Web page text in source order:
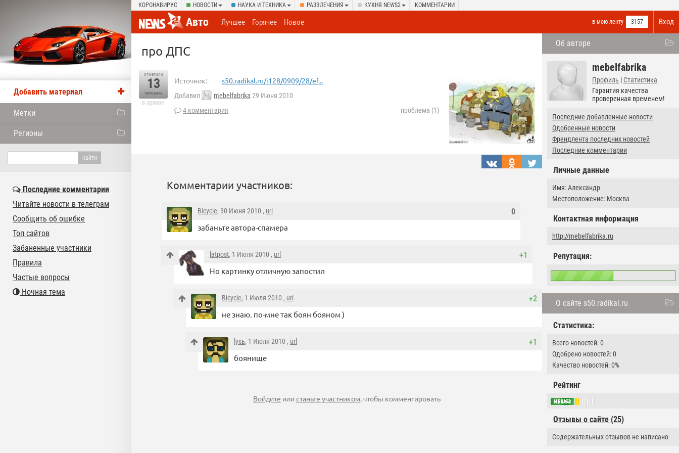
КОРОНАВИРУС НОВОСТИ НАУКА И ТЕХНИКА РАЗВЛЕЧЕНИЯ КУХНЯ NEWS2 КОММЕНТАРИИ
Вход
Авто в мою ленту 3157
Лучшее Горячее Новое
Об авторе
mebelfabrika
Профиль | Статистика
Гарантия качества
проверенная временем!
Последние добавленные новости
Одобренные новости
Френдлента последних новостей
Последние комментарии
Личные данные
Имя: Александр
Местоположение: Москва
Контактная информация
http://mebelfabrika.ru
Репутация:
О сайте s50.radikal.ru
Статистика:
Всего новостей: 0
Одобрено новостей: 0
Качество новостей: 0%
Рейтинг
Отзывы о сайте (25)
Содержательных отзывов не написано
про ДПС
отметили
13
человека
в архиве
Источник: s50.radikal.ru/i128/0909/28/ef...
Добавил mebelfabrika 29 Июня 2010
4 комментария
проблема (1)
Комментарии участников:
0
Bicycle, 30 Июня 2010 , url
забаньте автора-спамера
+1
latpost, 1 Июля 2010 , url
Но картинку отличную запостил
+2
Bicycle, 1 Июля 2010 , url
не знаю. по-мне так боян бояном )
+1
lysь, 1 Июля 2010 , url
боянище
Войдите илистаньте участником, чтобы комментировать
Добавить материал
Метки
Регионы
Последние комментарии
Читайте новости в телеграм
Сообщить об ошибке
Топ сайтов
Забаненные участники
Правила
Частые вопросы
Ночная тема